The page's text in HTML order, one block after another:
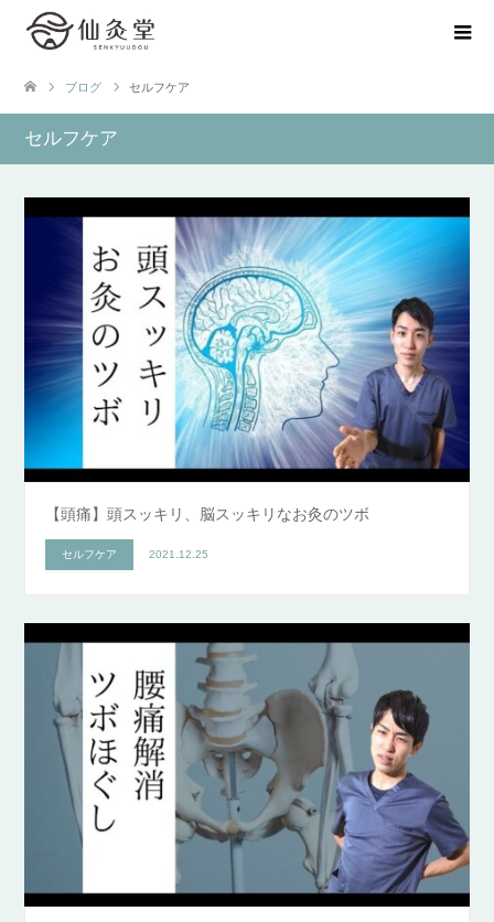
ブログ セルフケア
セルフケア
【頭痛】頭スッキリ、脳スッキリなお灸のツボ
セルフケア 2021.12.25